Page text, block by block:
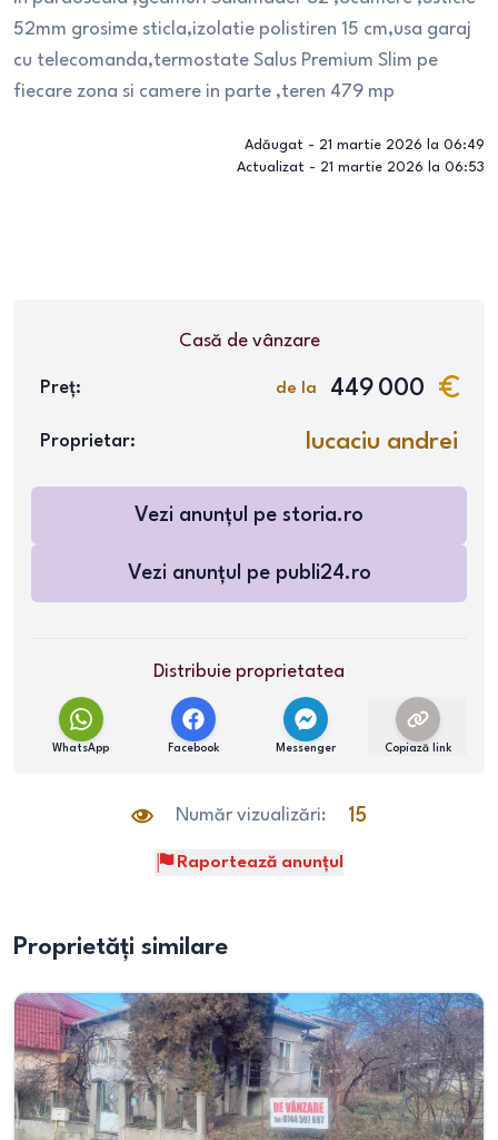
52mm grosime sticla,izolatie polistiren 15 cm,usa garaj
cu telecomanda,termostate Salus Premium Slim pe
fiecare zona si camere in parte ,teren 479 mp
Adăugat - 21 martie 2026 la 06:49
Actualizat - 21 martie 2026 la 06:53
Casă de vânzare
Preț: de la 449 000
Proprietar: lucaciu andrei
Vezi anunțul pe storia.ro
Vezi anunțul pe publi24.ro
Distribuie proprietatea
WhatsApp Facebook Messenger Copiază link
Număr vizualizări: 15
Raportează anunțul
Proprietăți similare